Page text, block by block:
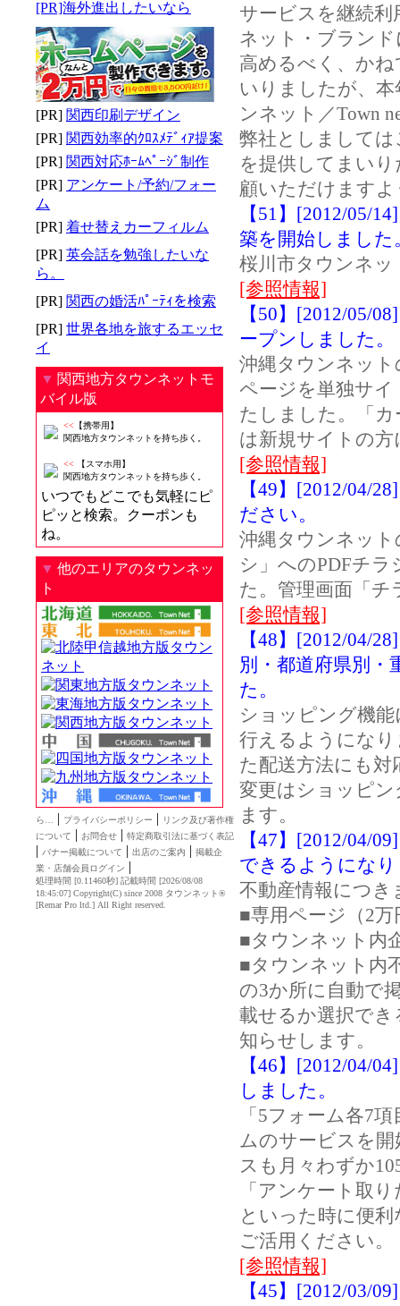
[PR]海外進出したいなら
[PR] 関西印刷デザイン
[PR] 関西効率的ｸﾛｽﾒﾃﾞｨｱ提案
[PR] 関西対応ﾎｰﾑﾍﾟｰｼﾞ制作
[PR] アンケート/予約/フォー
ム
[PR] 着せ替えカーフィルム
[PR] 英会話を勉強したいな
ら。
[PR] 関西の婚活ﾊﾟｰﾃｨを検索
[PR] 世界各地を旅するエッセ
イ
▼ 関西地方タウンネットモ
バイル版
<< 【携帯用】
関西地方タウンネットを持ち歩く。
<< 【スマホ用】
関西地方タウンネットを持ち歩く。
いつでもどこでも気軽にピ
ピッと検索。クーポンも
ね。
▼ 他のエリアのタウンネッ
ト
サービスを継続
ネット・ブラン
高めるべく、か
いりましたが、
ンネット／Town
弊社としまして
を提供してまい
顧いただけます
【51】[2012/05/
築を開始しました
桜川市タウンネ
[参照情報]
【50】[2012/05/
ープンしました。
沖縄タウンネッ
ページを単独サ
たしました。「
は新規サイトの
[参照情報]
【49】[2012/04/
ださい。
沖縄タウンネッ
シ」へのPDFチ
た。管理画面「
[参照情報]
【48】[2012/04/
別・都道府県別
た。
ショッピング機
行えるようにな
た配送方法にも
変更はショッピ
ます。
【47】[2012/04/
できるようにな
不動産情報につき
■専用ページ（2万
■タウンネット内
■タウンネット内
の3か所に自動で
載せるか選択で
知らせします。
【46】[2012/04/
しました。
「5フォーム各7
ムのサービスを
スも月々わずか
「アンケート取
といった時に便
ご活用ください。
[参照情報]
【45】[2012/03/
ら… | プライバシーポリシー |
リンク及び著作権
について | お問合せ | 特定商取引法に基づく表記
| バナー掲載について | 出店のご案内 | 掲載企
業・店舗会員ログイン |
処理時間 [0.11460秒] 記載時間 [2026/08/08
18:45:07] Copyright(C) since 2008 タウンネット®
[Remar Pro ltd.] All Right reserved.